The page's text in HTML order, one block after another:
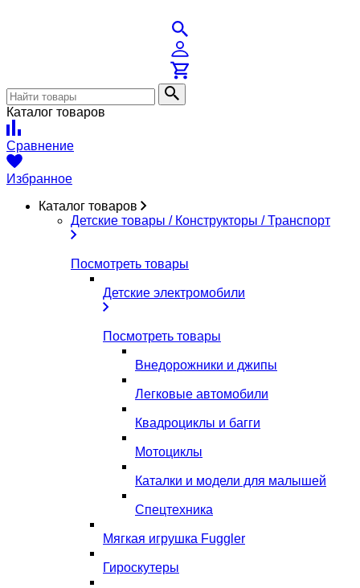
Каталог товаров
Сравнение
Избранное
Каталог товаров
Детские товары / Конструкторы / Транспорт
Посмотреть товары
Детские электромобили
Посмотреть товары
Внедорожники и джипы
Легковые автомобили
Квадроциклы и багги
Мотоциклы
Каталки и модели для малышей
Спецтехника
Мягкая игрушка Fuggler
Гироскутеры